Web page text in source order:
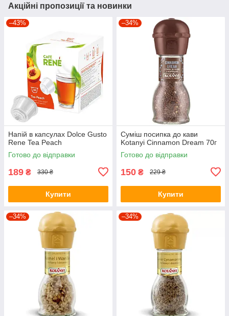
Акційні пропозиції та новинки
–43%
Напій в капсулах Dolce Gusto
Rene Tea Peach
Готово до відправки
189 ₴ 330 ₴
Купити
–34%
Суміш посипка до кави
Kotanyi Cinnamon Dream 70г
Готово до відправки
150 ₴ 229 ₴
Купити
–34% –34%